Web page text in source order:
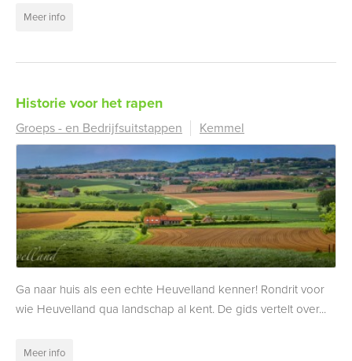
Meer info
Historie voor het rapen
Groeps - en Bedrijfsuitstappen Kemmel
Ga naar huis als een echte Heuvelland kenner! Rondrit voor
wie Heuvelland qua landschap al kent. De gids vertelt over...
Meer info